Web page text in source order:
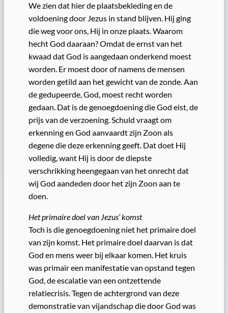
We zien dat hier de plaatsbekleding en de
voldoening door Jezus in stand blijven. Hij ging
die weg voor ons, Hij in onze plaats. Waarom
hecht God daaraan? Omdat de ernst van het
kwaad dat God is aangedaan onderkend moest
worden. Er moest door of namens de mensen
worden getild aan het gewicht van de zonde. Aan
de gedupeerde, God, moest recht worden
gedaan. Dat is de genoegdoening die God eist, de
prijs van de verzoening. Schuld vraagt om
erkenning en God aanvaardt zijn Zoon als
degene die deze erkenning geeft. Dat doet Hij
volledig, want Hij is door de diepste
verschrikking heengegaan van het onrecht dat
wij God aandeden door het zijn Zoon aan te
doen.
Het primaire doel van Jezus’ komst
Toch is die genoegdoening niet het primaire doel
van zijn komst. Het primaire doel daarvan is dat
God en mens weer bij elkaar komen. Het kruis
was primair een manifestatie van opstand tegen
God, de escalatie van een ontzettende
relatiecrisis. Tegen de achtergrond van deze
demonstratie van vijandschap die door God was